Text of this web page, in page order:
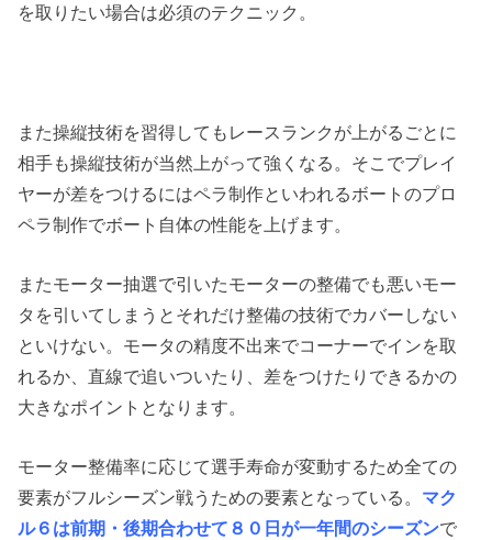
を取りたい場合は必須のテクニック。
また操縦技術を習得してもレースランクが上がるごとに
相手も操縦技術が当然上がって強くなる。そこでプレイ
ヤーが差をつけるにはペラ制作といわれるボートのプロ
ペラ制作でボート自体の性能を上げます。
またモーター抽選で引いたモーターの整備でも悪いモー
タを引いてしまうとそれだけ整備の技術でカバーしない
といけない。モータの精度不出来でコーナーでインを取
れるか、直線で追いついたり、差をつけたりできるかの
大きなポイントとなります。
モーター整備率に応じて選手寿命が変動するため全ての
要素がフルシーズン戦うための要素となっている。 マク
ル６は前期・後期合わせて８０日が一年間のシーズンで